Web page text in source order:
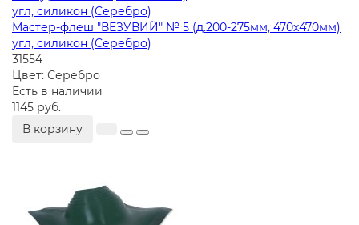
Мастер-флеш "ВЕЗУВИЙ" № 5 (д.200-275мм, 470х470мм)
угл, силикон (Серебро)
31554
Цвет: Серебро
Есть в наличии
1145 руб.
В корзину